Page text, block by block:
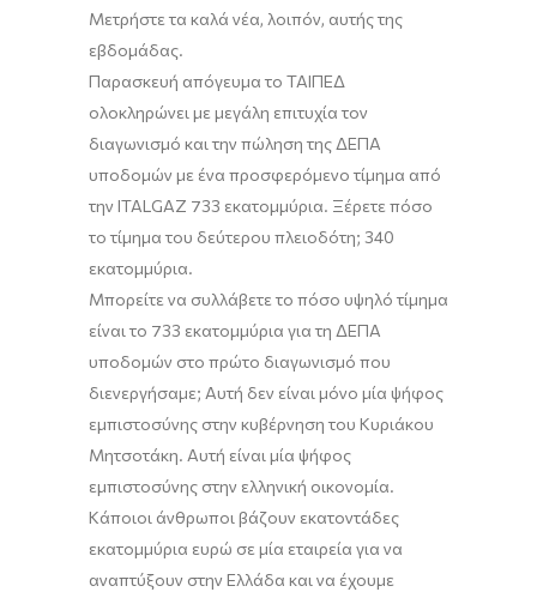
Μετρήστε τα καλά νέα, λοιπόν, αυτής της
εβδομάδας.
Παρασκευή απόγευμα το ΤΑΙΠΕΔ
ολοκληρώνει με μεγάλη επιτυχία τον
διαγωνισμό και την πώληση της ΔΕΠΑ
υποδομών με ένα προσφερόμενο τίμημα από
την ITALGAZ 733 εκατομμύρια. Ξέρετε πόσο
το τίμημα του δεύτερου πλειοδότη; 340
εκατομμύρια.
Μπορείτε να συλλάβετε το πόσο υψηλό τίμημα
είναι το 733 εκατομμύρια για τη ΔΕΠΑ
υποδομών στο πρώτο διαγωνισμό που
διενεργήσαμε; Αυτή δεν είναι μόνο μία ψήφος
εμπιστοσύνης στην κυβέρνηση του Κυριάκου
Μητσοτάκη. Αυτή είναι μία ψήφος
εμπιστοσύνης στην ελληνική οικονομία.
Κάποιοι άνθρωποι βάζουν εκατοντάδες
εκατομμύρια ευρώ σε μία εταιρεία για να
αναπτύξουν στην Ελλάδα και να έχουμε